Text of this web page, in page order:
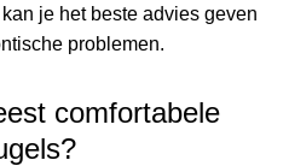
je het beste advies geven
problemen.
comfortabele